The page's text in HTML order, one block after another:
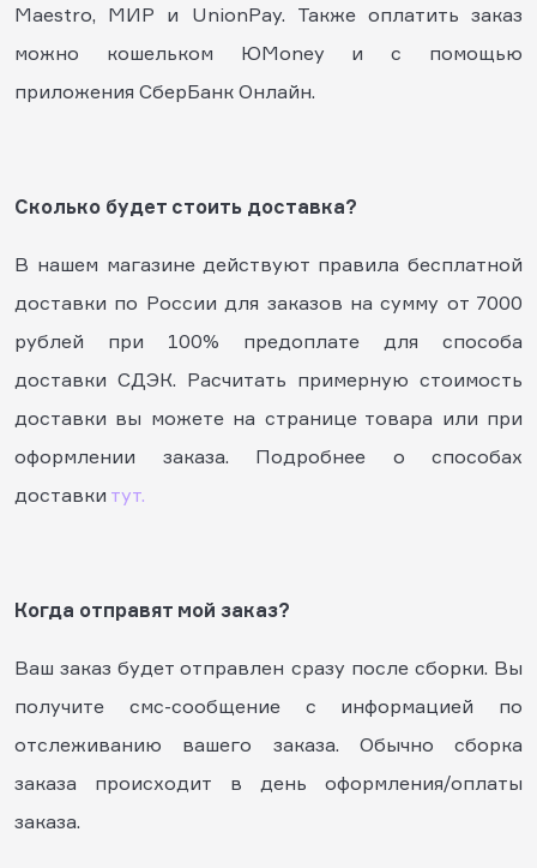
Maestro, МИР и UnionPay. Также оплатить заказ
можно кошельком ЮMoney и с помощью
приложения СберБанк Онлайн.
Сколько будет стоить доставка?
В нашем магазине действуют правила бесплатной
доставки по России для заказов на сумму от 7000
рублей при 100% предоплате для способа
доставки СДЭК. Расчитать примерную стоимость
доставки вы можете на странице товара или при
оформлении заказа. Подробнее о способах
доставки тут.
Когда отправят мой заказ?
Ваш заказ будет отправлен сразу после сборки. Вы
получите смс-сообщение с информацией по
отслеживанию вашего заказа. Обычно сборка
заказа происходит в день оформления/оплаты
заказа.